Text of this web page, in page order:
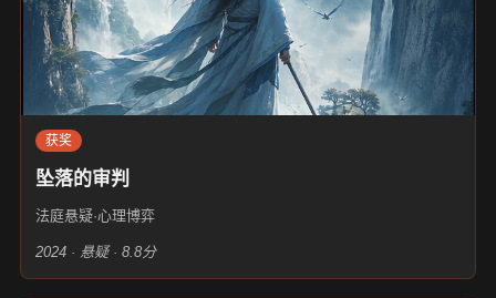
获奖
坠落的审判
法庭悬疑·心理博弈
2024 · 悬疑 · 8.8分